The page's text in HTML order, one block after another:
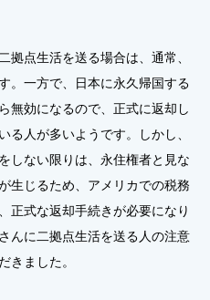
拠点生活を送る場合は、通常、
。一方で、日本に永久帰国する
無効になるので、正式に返却し
る人が多いようです。しかし、
しない限りは、永住権者と見な
生じるため、アメリカでの税務
正式な返却手続きが必要になり
んに二拠点生活を送る人の注意
きました。